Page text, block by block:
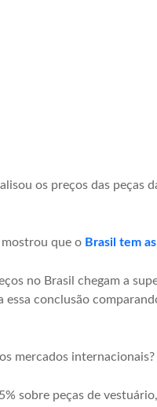
os preços das peças
que o Brasil tem
no Brasil chegam a
conclusão
mercados internacionais?
sobre peças de